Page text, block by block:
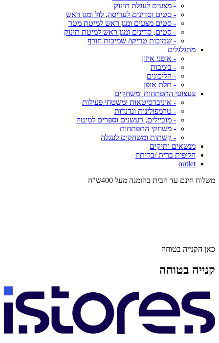
- מצעים לעגלת תינוק
- סטים וסדינים לעריסה, לול ומגן ראש
- סטים מצעים ומגן ראש למיטת מטר
- סטים, סדינים ומגן ראש למיטת תינוק
- שמיכות טריקו/ שמיכות חורף
מתגלגלים
- אופני איזון
- בימבות
- הליכונים
- תלת אופן
צעצועי התפתחות ומשחקים
- אוניברסיטאות ומשטחי פעילות
- טרמפולינות ונדנדות
- מוביילים, רעשנים וספרים למיטה
- משחקי התפתחות
- קשתות ומשחקים לעגלה
מנשאים ותיקים
חליפות ברית /בריתה
outlet
משלוח חינם עד הבית בהזמנה מעל 400ש"ח
כאן הקנייה בטוחה
קנייה בטוחה